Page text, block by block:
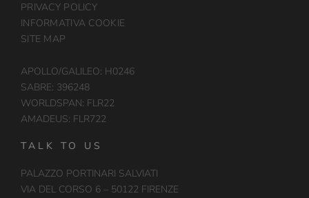
PRIVACY POLICY
INFORMATIVA COOKIE
SITE MAP
APOLLO/GALILEO: H0246
SABRE: 396248
WORLDSPAN: FLR22
AMADEUS: FLR722
TALK TO US
PALAZZO PORTINARI SALVIATI
VIA DEL CORSO 6 – 50122 FIRENZE